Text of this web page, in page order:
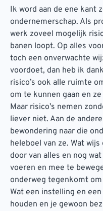
Ik word aan de ene kant
ondernemerschap. Als
werk zoveel mogelijk
banen loopt. Op alles
toch een onverwachte
voordoet, dan heb ik
risico’s ook alle ruimte
om te kunnen gaan en
Maar risico’s nemen
liever niet. Aan de
bewondering naar die
heleboel van ze. Wat
door van alles en nog
voeren en mee te
onderweg tegenkomt
Wat een instelling en
houden en je gewoon